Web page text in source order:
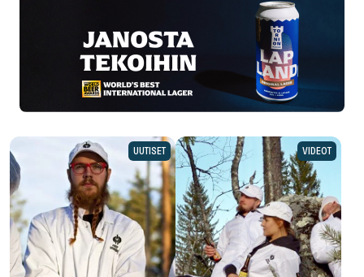
UUTISET VIDEOT